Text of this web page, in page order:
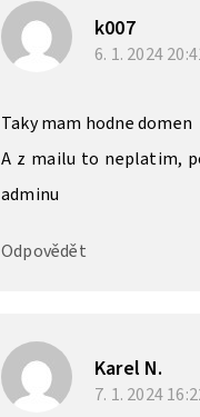
k007
6. 1. 2024
Taky mam hodne domen
A z mailu to neplatim,
adminu
Odpovědět
Karel N.
7. 1. 2024